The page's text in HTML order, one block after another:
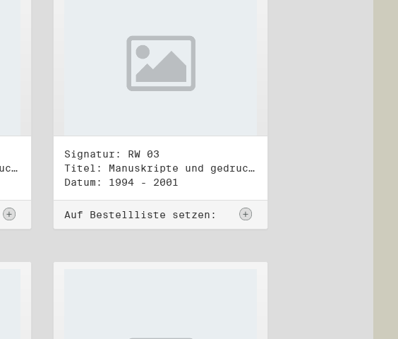
Titel: Manuskripte und gedruckte Belege (2)
Signatur: RW 03
Titel: Manuskripte und gedruckte Belege (3)
Datum: 1994 - 2001
Auf Bestellliste setzen: